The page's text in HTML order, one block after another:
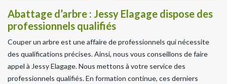
Abattage d’arbre : Jessy Elagage dispose des
professionnels qualifiés
Couper un arbre est une affaire de professionnels qui nécessite
des qualifications précises. Ainsi, nous vous conseillons de faire
appel à Jessy Elagage. Nous mettons à votre service des
professionnels qualifiés. En formation continue, ces derniers